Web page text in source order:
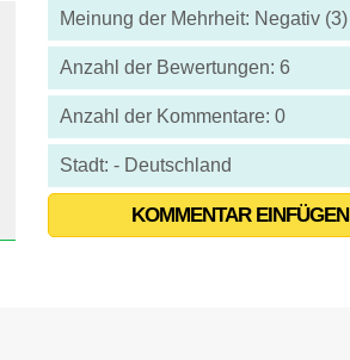
Meinung der Mehrheit: Negativ (3)
Anzahl der Bewertungen: 6
Anzahl der Kommentare: 0
Stadt: - Deutschland
KOMMENTAR EINFÜGEN